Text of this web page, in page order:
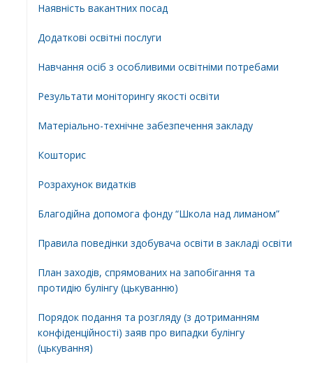
Наявність вакантних посад
Додатковi освiтнi послуги
Навчання осіб з особливими освітніми потребами
Результати моніторингу якості освіти
Матеріально-технічне забезпечення закладу
Кошторис
Розрахунок видатків
Благодійна допомога фонду “Школа над лиманом”
Правила поведінки здобувача освіти в закладі освіти
План заходів, спрямованих на запобігання та
протидію булінгу (цькуванню)
Порядок подання та розгляду (з дотриманням
конфіденційності) заяв про випадки булінгу
(цькування)